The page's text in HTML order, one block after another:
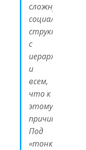
сложную
социальную
структуру
с
иерархией
и
всем,
что к
этому
причитается.
Под
«тонким